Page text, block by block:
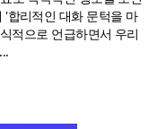
'합리적인 대화 문턱을 마
적으로 언급하면서 우리